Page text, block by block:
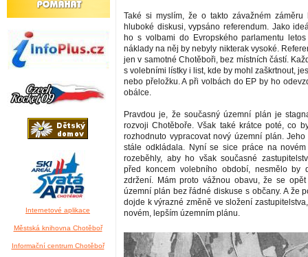
Internetové aplikace
Městská knihovna Chotěboř
Informační centrum Chotěboř
Také si myslím, že o takto závažném
hluboké diskusi, vypsáno referendum. Jako
ho s volbami do Evropského parlamentu
náklady na něj by nebyly nikterak vysoké.
jen v samotné Chotěboři, bez místních částí.
s volebními lístky i list, kde by mohl zaškrtnout,
nebo přeložku. A při volbách do EP by ho
obálce.
Pravdou je, že současný územní plán je
rozvoji Chotěboře. Však také krátce poté, co
rozhodnuto vypracovat nový územní plán.
stále odkládala. Nyní se sice práce na
rozeběhly, aby ho však současné
před koncem volebního období, nesmělo by
zdržení. Mám proto vážnou obavu, že se
územní plán bez řádné diskuse s občany. A že
dojde k výrazné změně ve složení
novém, lepším územním plánu.